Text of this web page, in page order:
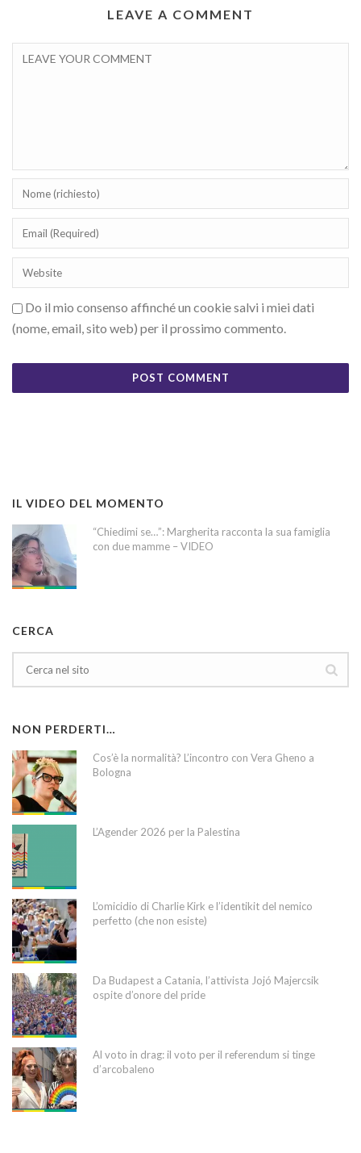
LEAVE A COMMENT
Do il mio consenso affinché un cookie salvi i miei dati
(nome, email, sito web) per il prossimo commento.
IL VIDEO DEL MOMENTO
“Chiedimi se…”: Margherita racconta la sua famiglia
con due mamme – VIDEO
CERCA
NON PERDERTI…
Cos’è la normalità? L’incontro con Vera Gheno a
Bologna
L’Agender 2026 per la Palestina
L’omicidio di Charlie Kirk e l’identikit del nemico
perfetto (che non esiste)
Da Budapest a Catania, l’attivista Jojó Majercsik
ospite d’onore del pride
Al voto in drag: il voto per il referendum si tinge
d’arcobaleno